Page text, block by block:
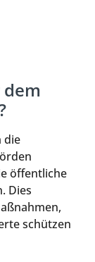
die
öffentliche
Dies
schützen